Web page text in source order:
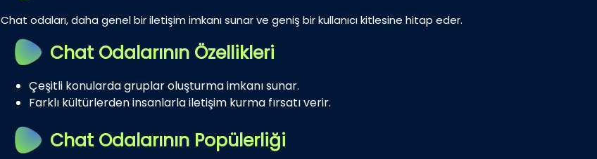
Chat odaları, daha genel bir iletişim imkanı sunar ve geniş bir kullanıcı kitlesine hitap eder.
Chat Odalarının Özellikleri
Çeşitli konularda gruplar oluşturma imkanı sunar.
Farklı kültürlerden insanlarla iletişim kurma fırsatı verir.
Chat Odalarının Popülerliği